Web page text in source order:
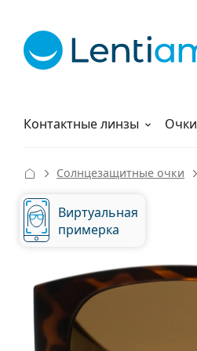
Контактные линзы
Растворы Очки
Как заказать
Солнцезащитные очки
Виртуальная
примерка